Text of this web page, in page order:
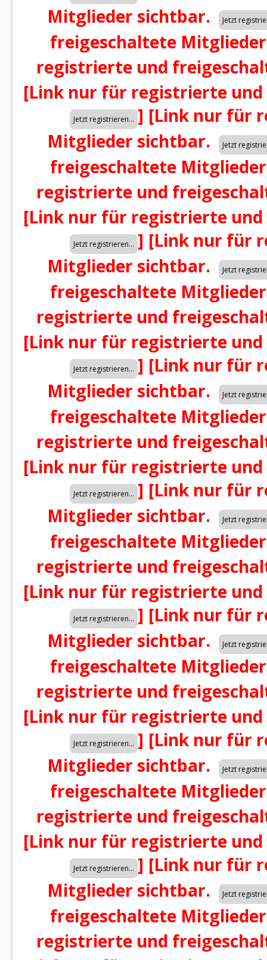
Mitglieder sichtbar.
freigeschaltete
registrierte und
[Link nur für registrierte
] [Link nur für
Mitglieder sichtbar.
freigeschaltete
registrierte und
[Link nur für registrierte
] [Link nur für
Mitglieder sichtbar.
freigeschaltete
registrierte und
[Link nur für registrierte
] [Link nur für
Mitglieder sichtbar.
freigeschaltete
registrierte und
[Link nur für registrierte
] [Link nur für
Mitglieder sichtbar.
freigeschaltete
registrierte und
[Link nur für registrierte
] [Link nur für
Mitglieder sichtbar.
freigeschaltete
registrierte und
[Link nur für registrierte
] [Link nur für
Mitglieder sichtbar.
freigeschaltete
registrierte und
[Link nur für registrierte
] [Link nur für
Mitglieder sichtbar.
freigeschaltete
registrierte und